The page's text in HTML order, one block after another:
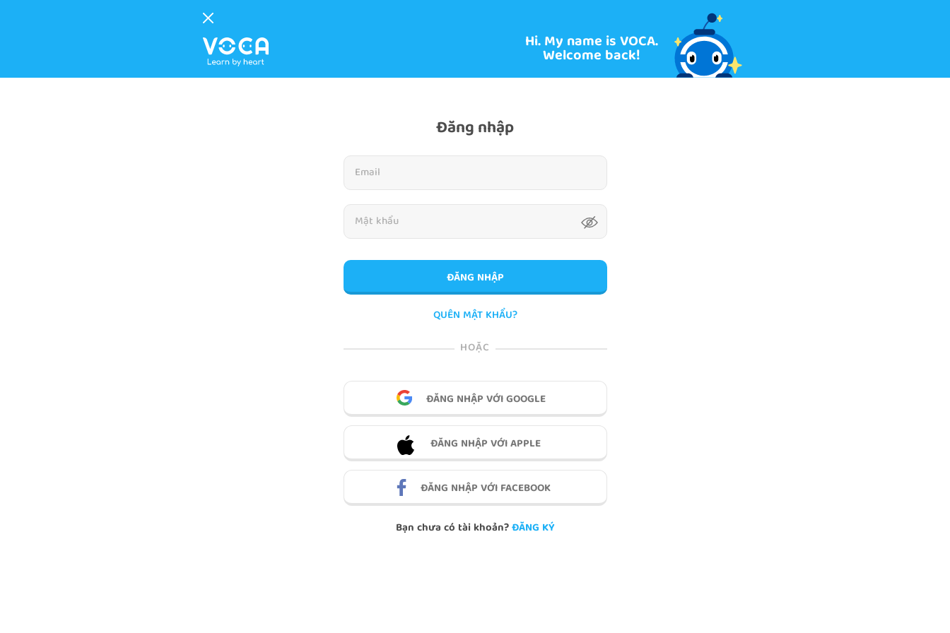
Hi. My name is VOCA.
Welcome back!
Đăng nhập
ĐĂNG NHẬP
QUÊN MẬT KHẨU?
HOẶC
ĐĂNG NHẬP VỚI GOOGLE
ĐĂNG NHẬP VỚI APPLE
ĐĂNG NHẬP VỚI FACEBOOK
Bạn chưa có tài khoản?ĐĂNG KÝ